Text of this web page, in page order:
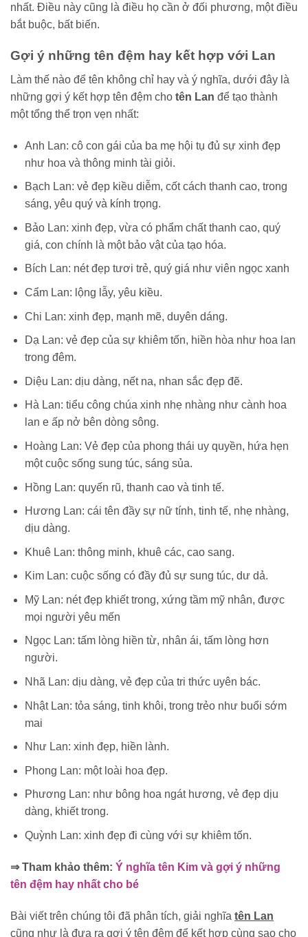
nhất. Điều này cũng là điều họ cần ở đối phương, một điều
bắt buộc, bất biến.
Gợi ý những tên đệm hay kết hợp với Lan
Làm thế nào để tên không chỉ hay và ý nghĩa, dưới đây là
những gợi ý kết hợp tên đệm cho tên Lan để tạo thành
một tổng thể trọn vẹn nhất:
Anh Lan: cô con gái của ba mẹ hội tụ đủ sự xinh đẹp
như hoa và thông minh tài giỏi.
Bạch Lan: vẻ đẹp kiều diễm, cốt cách thanh cao, trong
sáng, yêu quý và kính trọng.
Bảo Lan: xinh đẹp, vừa có phẩm chất thanh cao, quý
giá, con chính là một bảo vật của tạo hóa.
Bích Lan: nét đẹp tươi trẻ, quý giá như viên ngọc xanh
Cẩm Lan: lộng lẫy, yêu kiều.
Chi Lan: xinh đẹp, mạnh mẽ, duyên dáng.
Dạ Lan: vẻ đẹp của sự khiêm tốn, hiền hòa như hoa lan
trong đêm.
Diệu Lan: dịu dàng, nết na, nhan sắc đẹp đẽ.
Hà Lan: tiểu công chúa xinh nhẹ nhàng như cành hoa
lan e ấp nở bên dòng sông.
Hoàng Lan: Vẻ đẹp của phong thái uy quyền, hứa hẹn
một cuộc sống sung túc, sáng sủa.
Hồng Lan: quyến rũ, thanh cao và tinh tế.
Hương Lan: cái tên đầy sự nữ tính, tinh tế, nhẹ nhàng,
dịu dàng.
Khuê Lan: thông minh, khuê các, cao sang.
Kim Lan: cuộc sống có đầy đủ sự sung túc, dư dả.
Mỹ Lan: nét đẹp khiết trong, xứng tầm mỹ nhân, được
mọi người yêu mến
Ngọc Lan: tấm lòng hiền từ, nhân ái, tấm lòng hơn
người.
Nhã Lan: dịu dàng, vẻ đẹp của tri thức uyên bác.
Nhật Lan: tỏa sáng, tinh khôi, trong trẻo như buổi sớm
mai
Như Lan: xinh đẹp, hiền lành.
Phong Lan: một loài hoa đẹp.
Phương Lan: như bông hoa ngát hương, vẻ đẹp dịu
dàng, khiết trong.
Quỳnh Lan: xinh đẹp đi cùng với sự khiêm tốn.
⇒ Tham khảo thêm: Ý nghĩa tên Kim và gợi ý những
tên đệm hay nhất cho bé
Bài viết trên chúng tôi đã phân tích, giải nghĩa tên Lan
cũng như là đưa ra gợi ý tên đệm để kết hợp cùng sao cho